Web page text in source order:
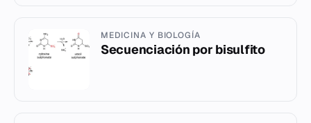
MEDICINA Y BIOLOGÍA
Secuenciación por bisulfito